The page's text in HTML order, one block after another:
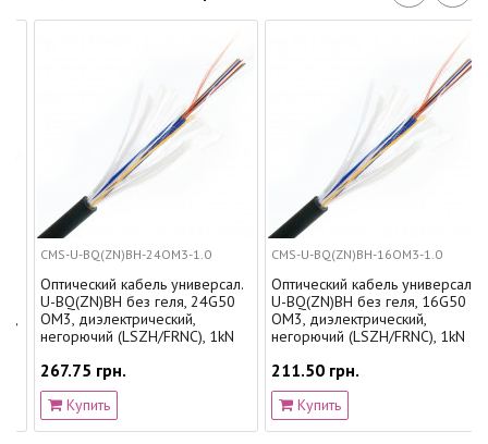
CMS-U-BQ(ZN)BH-24OM3-1.0
Оптический кабель универсал.
U-BQ(ZN)BH без геля, 24G50
OM3, диэлектрический,
негорючий (LSZH/FRNC), 1kN
267.75 грн.
Купить
CMS-U-BQ(ZN)BH-16OM3-1.0
Оптический кабель универсал.
U-BQ(ZN)BH без геля, 16G50
OM3, диэлектрический,
негорючий (LSZH/FRNC), 1kN
211.50 грн.
Купить